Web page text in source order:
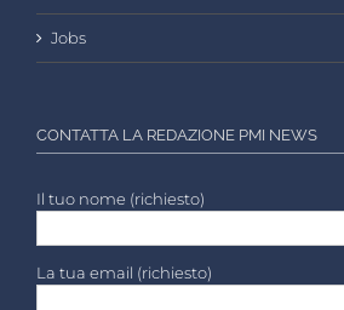
Jobs
CONTATTA LA REDAZIONE PMI NEWS
Il tuo nome (richiesto)
La tua email (richiesto)